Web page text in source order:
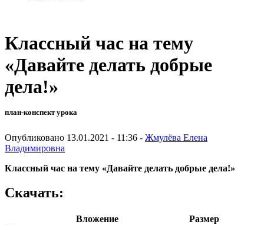
Классный час на тему
«Давайте делать добрые
дела!»
план-конспект урока
Опубликовано 13.01.2021 - 11:36 - Жмулёва Елена
Владимировна
Классный час на тему «Давайте делать добрые дела!»
Скачать:
Вложение
Размер